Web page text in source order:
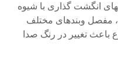
انگشت گذاری با شیوه
مفصل وبندهای مختلف
باعث تغییر در رنگ صدا